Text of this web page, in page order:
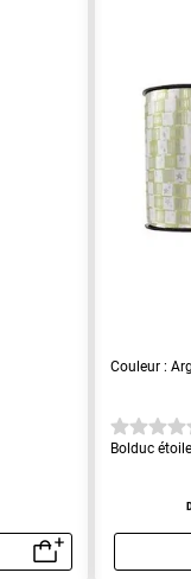
Couleur :
Bolduc